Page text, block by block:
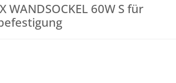
WANDSOCKEL 60W S für